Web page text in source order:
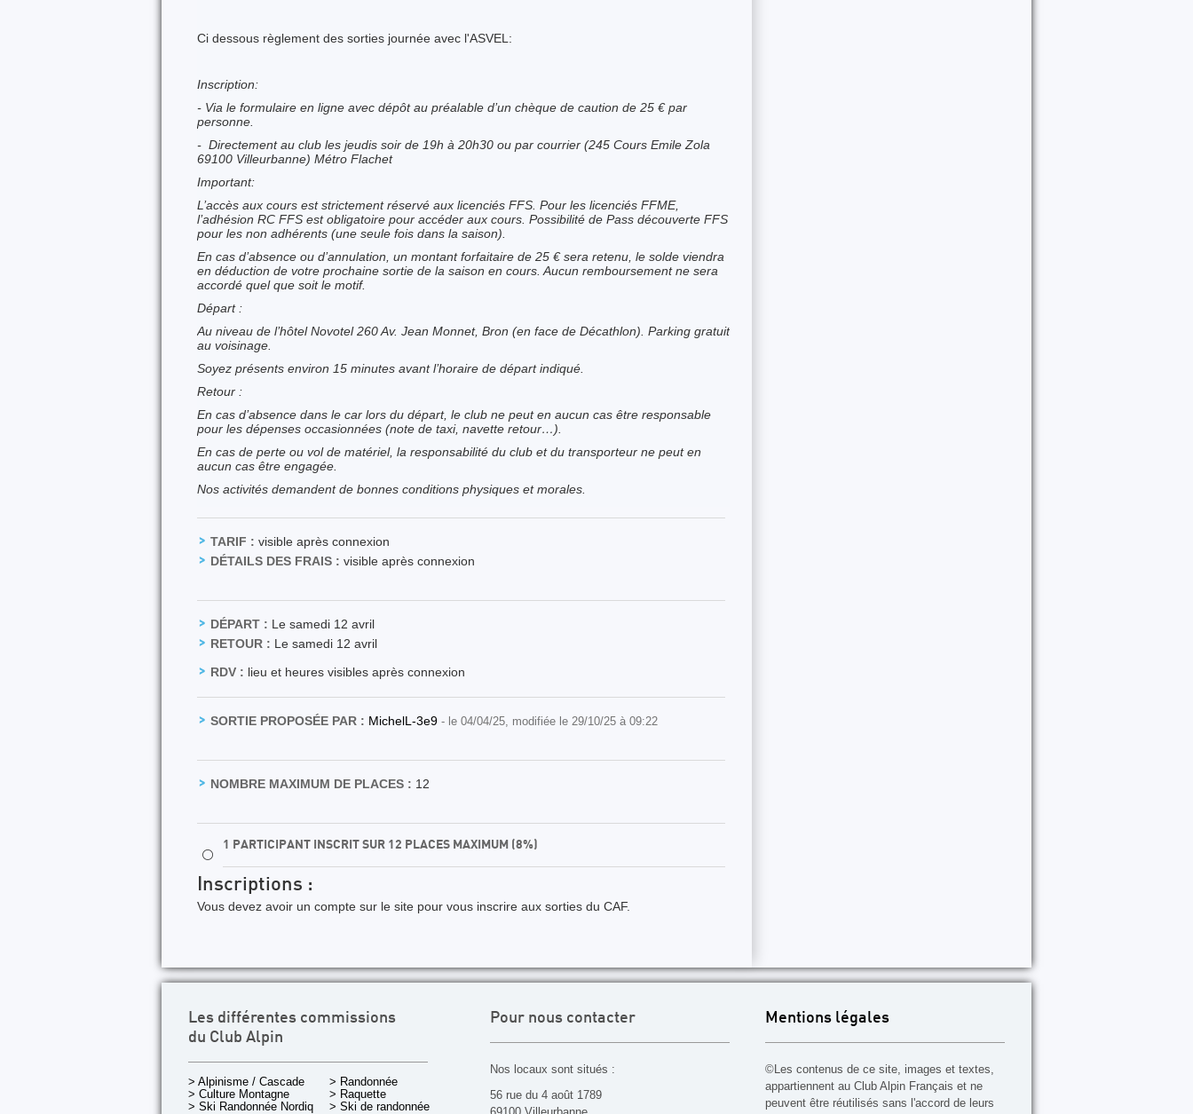
Ci dessous règlement des sorties journée avec l'ASVEL:
Inscription:
- Via le formulaire en ligne avec dépôt au préalable d’un chèque de caution de 25 € par
personne.
- Directement au club les jeudis soir de 19h à 20h30 ou par courrier (245 Cours Emile Zola
69100 Villeurbanne) Métro Flachet
Important:
L’accès aux cours est strictement réservé aux licenciés FFS. Pour les licenciés FFME,
l’adhésion RC FFS est obligatoire pour accéder aux cours. Possibilité de Pass découverte FFS
pour les non adhérents (une seule fois dans la saison).
En cas d’absence ou d’annulation, un montant forfaitaire de 25 € sera retenu, le solde viendra
en déduction de votre prochaine sortie de la saison en cours. Aucun remboursement ne sera
accordé quel que soit le motif.
Départ :
Au niveau de l’hôtel Novotel 260 Av. Jean Monnet, Bron (en face de Décathlon). Parking gratuit
au voisinage.
Soyez présents environ 15 minutes avant l’horaire de départ indiqué.
Retour :
En cas d’absence dans le car lors du départ, le club ne peut en aucun cas être responsable
pour les dépenses occasionnées (note de taxi, navette retour…).
En cas de perte ou vol de matériel, la responsabilité du club et du transporteur ne peut en
aucun cas être engagée.
Nos activités demandent de bonnes conditions physiques et morales.
TARIF : visible après connexion
DÉTAILS DES FRAIS : visible après connexion
DÉPART : Le samedi 12 avril
RETOUR : Le samedi 12 avril
RDV : lieu et heures visibles après connexion
SORTIE PROPOSÉE PAR : MichelL-3e9 - le 04/04/25, modifiée le 29/10/25 à 09:22
NOMBRE MAXIMUM DE PLACES : 12
⚪
1 PARTICIPANT INSCRIT SUR 12 PLACES MAXIMUM (8%)
Inscriptions :
Vous devez avoir un compte sur le site pour vous inscrire aux sorties du CAF.
Les différentes commissions
du Club Alpin
> Alpinisme / Cascade
> Culture Montagne
> Ski Randonnée Nordique
> Randonnée
> Raquette
> Ski de randonnée
Pour nous contacter
Nos locaux sont situés :
56 rue du 4 août 1789
Mentions légales
©Les contenus de ce site, images et textes,
appartiennent au Club Alpin Français et ne
peuvent être réutilisés sans l'accord de leurs